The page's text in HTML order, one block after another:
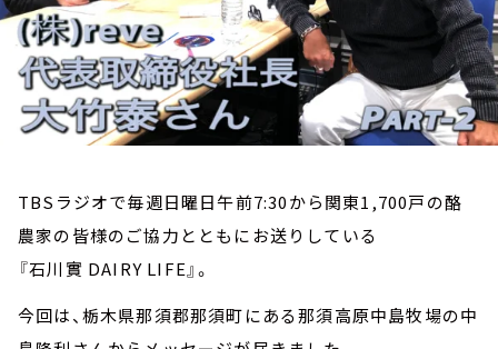
TBSラジオで毎週日曜日午前7:30から関東1,700戸の酪
農家の皆様のご協力とともにお送りしている
『石川實 DAIRY LIFE』。
今回は、栃木県那須郡那須町にある那須高原中島牧場の中